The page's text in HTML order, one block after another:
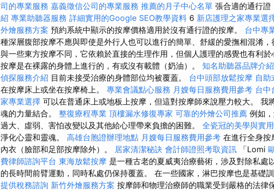
司的專業服務 嘉義徵信公司的專業服務 推薦的月子中心名單 張合適的通行證
紹 專業助聽器服務 詳細實用的Google SEO教學資料 6 新店護理之家專業選
外燴服務方案 預約系統中顯示的按摩價格適用於沒有通行證的按摩。 台中專
種深層腹部按摩不應與即使是外行人也可以進行的簡單、舒緩的愛撫相混淆，
與一些東方按摩不同，它依賴於直接的生理作用，但個人護理的感覺也有利於
按摩是在裸露的身體上進行的，有或沒有載體（奶油）。 知名助聽器品牌介紹
偵探服務介紹 目前未接受治療的身體部位均被覆蓋。 台中頭部放鬆按摩 自助
在按摩床上或坐在按摩椅上。 專業會議點心服務 月嫂每日服務費用參考 台中
家專業選擇 可以在普通床上或地板上按摩，但這對按摩師來說壓力較大。 我
魂的力量結合。 整復療程專業 頂樓漏水修復專家 可靠的外燴公司推薦 例如
過大、虛弱、害怕改變以及其他給心理帶來負擔的困難。 全瓷冠的美學與實
淨化心靈和靈魂。 高雄台胞證辦理地點 月嫂每日服務費用參考 在進行全身按
內衣（臉部和足部按摩除外）。 居家清潔秘訣 會計師證照考取資訊 「Lomi
費律師諮詢平台 東海放鬆按摩 是一種古老的夏威夷治療藝術，涉及對除私處
的長時間前臂運動，同時私處仍保持覆蓋。 在一些國家，淋巴按摩也是基礎
提供稅務諮詢 新竹外燴服務方案 按摩師和物理治療師的職業受到嚴格的法律